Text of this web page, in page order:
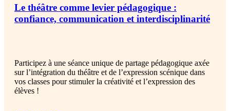
Le théâtre comme levier pédagogique :
confiance, communication et interdisciplinarité
Participez à une séance unique de partage pédagogique axée
sur l’intégration du théâtre et de l’expression scénique dans
vos classes pour stimuler la créativité et l’expression des
élèves !